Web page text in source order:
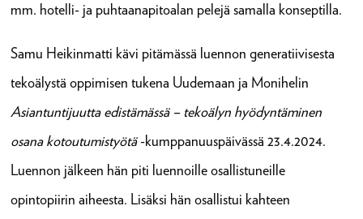
mm. hotelli- ja puhtaanapitoalan pelejä samalla konseptilla.
Samu Heikinmatti kävi pitämässä luennon generatiivisesta
tekoälystä oppimisen tukena Uudemaan ja Monihelin
Asiantuntijuutta edistämässä – tekoälyn hyödyntäminen
osana kotoutumistyötä-kumppanuuspäivässä 23.4.2024.
Luennon jälkeen hän piti luennoille osallistuneille
opintopiirin aiheesta. Lisäksi hän osallistui kahteen